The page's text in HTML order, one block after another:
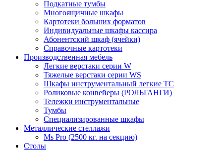
Подкатные тумбы
Многоящичные шкафы
Картотеки больших форматов
Индивидуальные шкафы кассира
Абонентский шкаф (ячейки)
Справочные картотеки
Производственная мебель
Легкие верстаки серии W
Тяжелые верстаки серии WS
Шкафы инструментальный легкие ТС
Роликовые конвейеры (РОЛЬГАНГИ)
Тележки инструментальные
Тумбы
Специализированные шкафы
Металлические стеллажи
Ms Pro (2500 кг. на секцию)
Столы